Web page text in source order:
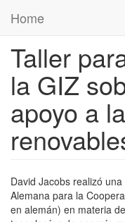
Home
Taller
la GIZ
apoyo a
David Jacobs realizó
Alemana para la
en alemán) en materia